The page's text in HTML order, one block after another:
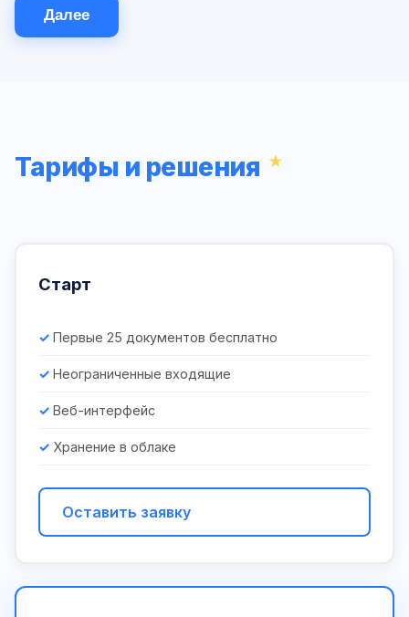
Далее
Тарифы и решения
Старт
Первые 25 документов бесплатно
Неограниченные входящие
Веб-интерфейс
Хранение в облаке
Оставить заявку